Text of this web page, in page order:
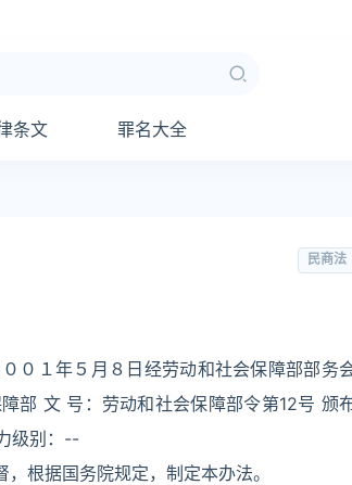
条文 罪名大全
民商法
０１年５月８日经劳动和社会保障部部务
部 文 号：劳动和社会保障部令第12号 颁
级别：--
根据国务院规定，制定本办法。